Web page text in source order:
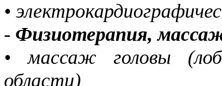
•
- Физиотерапия,
• массаж головы
области)